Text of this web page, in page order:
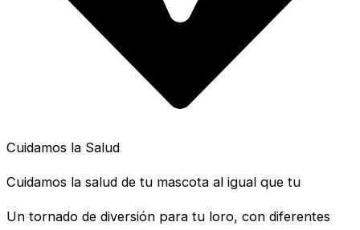
Cuidamos la Salud
Cuidamos la salud de tu mascota al igual que tu
Un tornado de diversión para tu loro, con diferentes